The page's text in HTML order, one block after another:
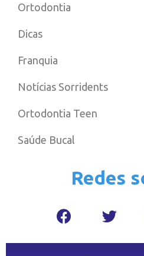
Ortodontia
Dicas
Franquia
Notícias Sorridents
Ortodontia Teen
Saúde Bucal
Redes